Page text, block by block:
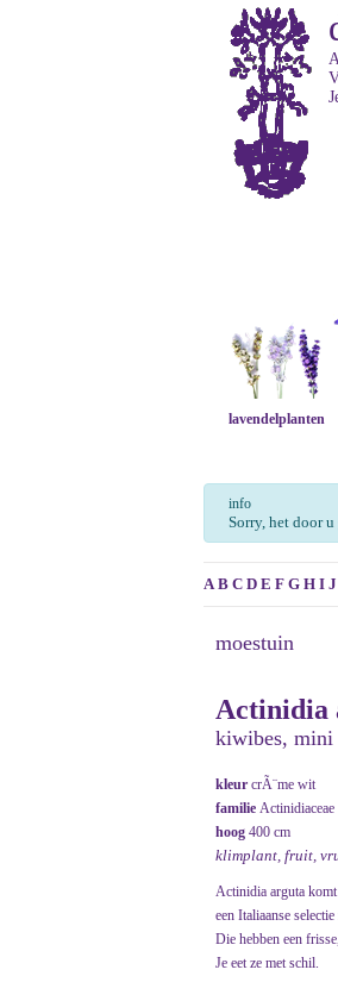
lavendelplanten
info
Sorry, het door
A B C D E F G H I J
moestuin
Actinidia
kiwibes,
kleur crÃ¨me wit
familie Actinidiaceae
hoog 400 cm
klimplant, fruit,
Actinidia arguta
een Italiaanse
Die hebben een
Je eet ze met schil.